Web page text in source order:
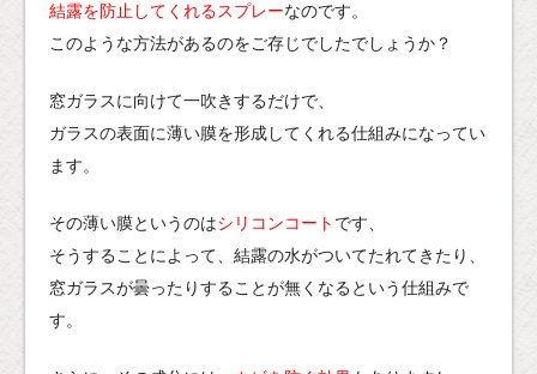
結露を防止してくれるスプレーなのです。
このような方法があるのをご存じでしたでしょうか？
窓ガラスに向けて一吹きするだけで、
ガラスの表面に薄い膜を形成してくれる仕組みになってい
ます。
その薄い膜というのはシリコンコート です、
そうすることによって、結露の水がついてたれてきたり、
窓ガラスが曇ったりすることが無くなるという仕組みで
す。